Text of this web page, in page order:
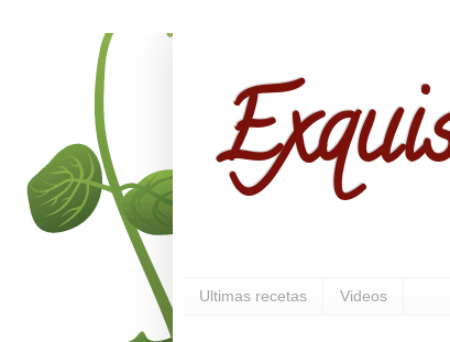
Ultimas recetas Videos